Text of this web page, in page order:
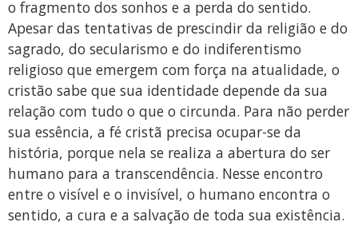
o fragmento dos sonhos e a perda do sentido.
Apesar das tentativas de prescindir da religião e do
sagrado, do secularismo e do indiferentismo
religioso que emergem com força na atualidade, o
cristão sabe que sua identidade depende da sua
relação com tudo o que o circunda. Para não perder
sua essência, a fé cristã precisa ocupar-se da
história, porque nela se realiza a abertura do ser
humano para a transcendência. Nesse encontro
entre o visível e o invisível, o humano encontra o
sentido, a cura e a salvação de toda sua existência.